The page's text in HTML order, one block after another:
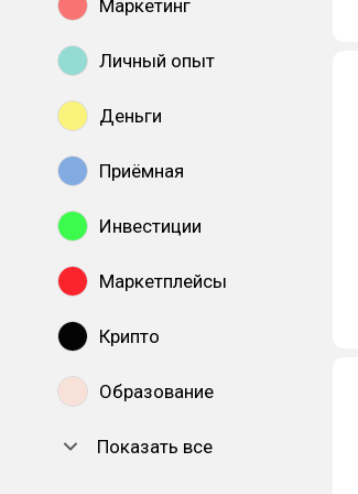
Маркетинг
Личный опыт
Деньги
Приёмная
Инвестиции
Маркетплейсы
Крипто
Образование
Показать все